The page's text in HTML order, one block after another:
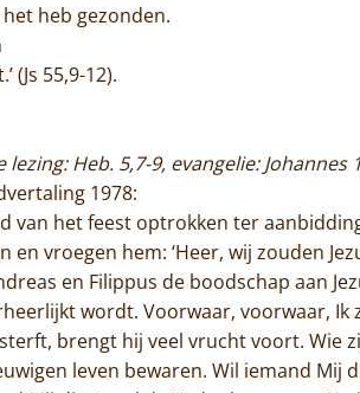
heb gezonden.
(Js 55,9-12).
lezing: Heb. 5,7-9, evangelie: Johannes
1978:
van het feest optrokken ter
en vroegen hem: ‘Heer, wij zouden
en Filippus de boodschap aan
wordt. Voorwaar, voorwaar,
brengt hij veel vrucht voort. Wie
leven bewaren. Wil iemand Mij